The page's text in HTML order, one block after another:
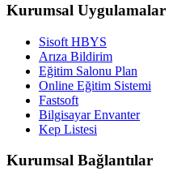
Kurumsal Uygulamalar
Sisoft HBYS
Arıza Bildirim
Eğitim Salonu Plan
Online Eğitim Sistemi
Fastsoft
Bilgisayar Envanter
Kep Listesi
Kurumsal Bağlantılar